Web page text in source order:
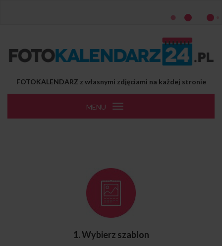
FOTOKALENDARZ z własnymi zdjęciami na każdej stronie
MENU
Toggle
1. Wybierz szablon